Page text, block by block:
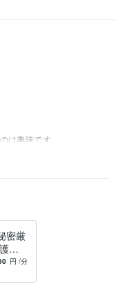
は趣味です。
密厳
、
、お
円 /分